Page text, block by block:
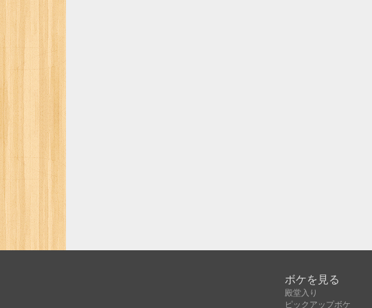
ボケを見る
殿堂入り
ピックアップボケ